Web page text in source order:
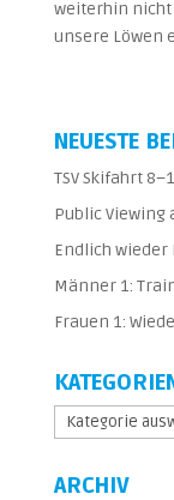
weiterhin nicht
unsere Löwen
NEUESTE
TSV Skifahrt
Public Viewing
Endlich wieder
Männer 1:
Frauen 1:
Kategorien
ARCHIV